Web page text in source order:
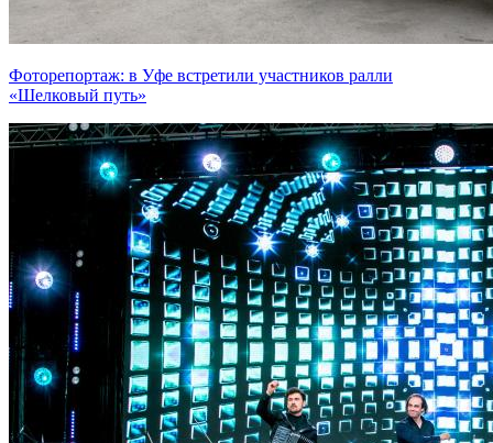
Фоторепортаж: в Уфе встретили участников ралли
«Шелковый путь»